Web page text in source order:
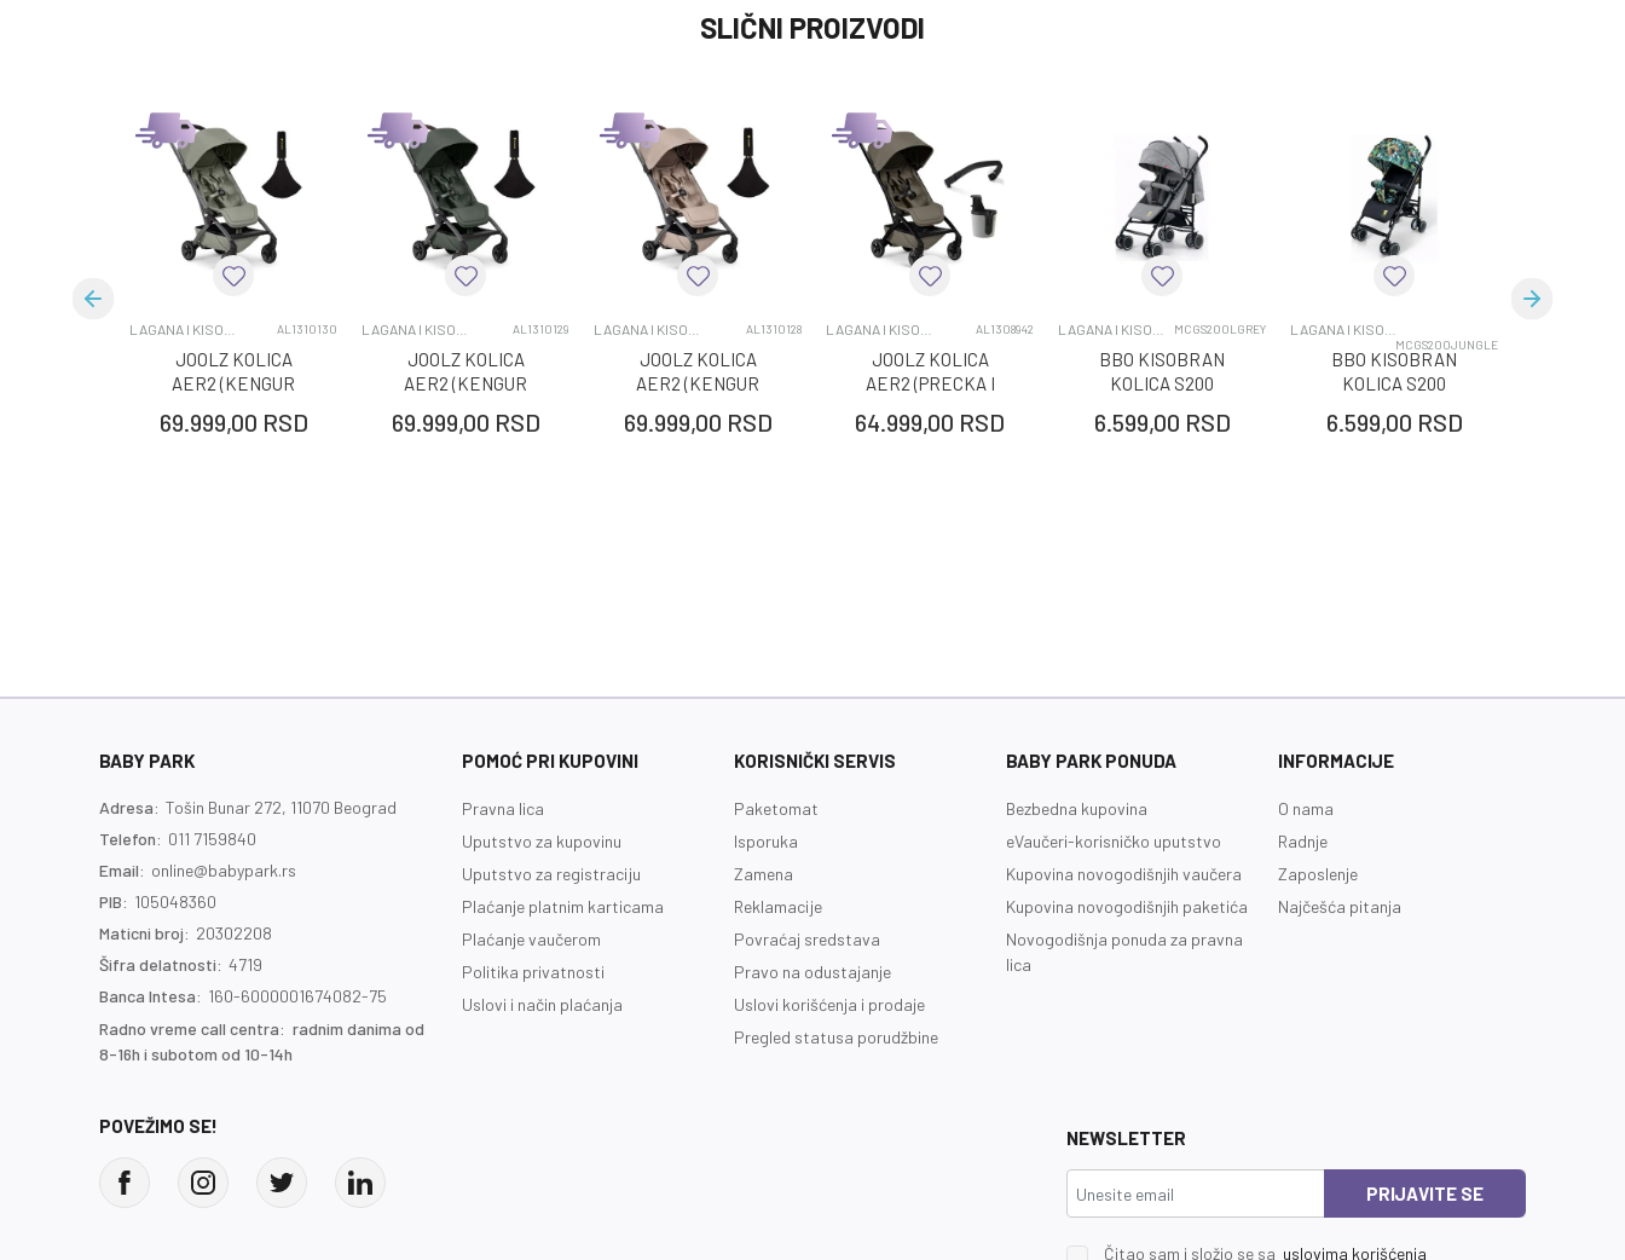
LAGANA I KISOBRAN KOLICA
Uzrast
Kategorija LAGANA I KISOBRAN KOLICA
SLIČNI PROIZVODI
AL1310130
JOOLZ KOLICA
AER2 (KENGUR
GREEN
69.999,00 RSD
AL1310129
JOOLZ KOLICA
AER2 (KENGUR
GREEN
69.999,00 RSD
AL1310128
JOOLZ KOLICA
AER2 (KENGUR
TAUPE
69.999,00 RSD
AL1308942
JOOLZ KOLICA
AER2 (PRECKA I
HAZEL BROWN
64.999,00 RSD
MCGS200LGREY
BBO KISOBRAN
KOLICA S200
SIVA
6.599,00 RSD
MCGS200JUNGLE
BBO KISOBRAN
KOLICA S200
6.599,00 RSD
BABY PARK
Adresa: Tošin Bunar 272, 11070 Beograd
Telefon: 011 7159840
Email: online@babypark.rs
PIB: 105048360
Maticni broj: 20302208
Šifra delatnosti: 4719
Banca Intesa: 160-6000001674082-75
Radno vreme call centra: radnim danima od
8-16h i subotom od 10-14h
POMOĆ PRI KUPOVINI
Pravna lica
Uputstvo za kupovinu
Uputstvo za registraciju
Plaćanje platnim karticama
Plaćanje vaučerom
Politika privatnosti
Uslovi i način plaćanja
KORISNIČKI SERVIS
Paketomat
Isporuka
Zamena
Reklamacije
Povraćaj sredstava
Pravo na odustajanje
Uslovi korišćenja i prodaje
Pregled statusa porudžbine
BABY PARK PONUDA
Bezbedna kupovina
eVaučeri-korisničko uputstvo
Kupovina novogodišnjih vaučera
Kupovina novogodišnjih paketića
Novogodišnja ponuda za pravna
lica
INFORMACIJE
O nama
Radnje
Zaposlenje
Najčešća pitanja
POVEŽIMO SE!
NEWSLETTER
PRIJAVITE SE
Čitao sam i složio se sa uslovima korišćenja